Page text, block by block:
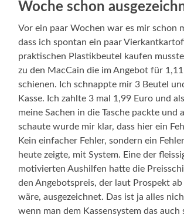
Woche schon
Vor ein paar Wochen war es mir schon
dass ich spontan ein paar
praktischen Plastikbeutel kaufen
zu den MacCain die im Angebot für
schienen. Ich schnappte mir 3 Beutel
Kasse. Ich zahlte 3 mal 1,99 Euro und
meine Sachen in die Tasche packte und
schaute wurde mir klar, dass hier ein
Kein einfacher Fehler, sondern ein
heute zeigte, mit System. Eine der
motivierten Aushilfen hatte die
den Angebotspreis, der laut Prospekt
wäre, ausgezeichnet. Das ist ja alles
wenn man dem Kassensystem das auch